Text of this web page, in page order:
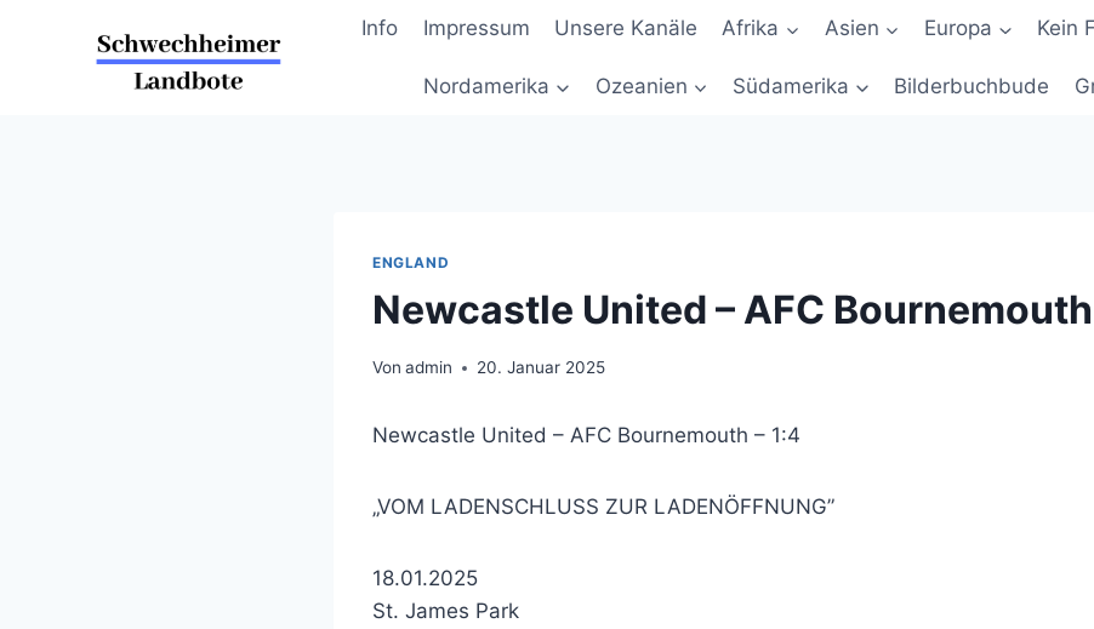
Info Impressum Unsere Kanäle Afrika Asien Europa Kein
Nordamerika Ozeanien Südamerika Bilderbuchbude
ENGLAND
Newcastle United – AFC Bournemouth
Von admin 20. Januar 2025
Newcastle United – AFC Bournemouth – 1:4
„VOM LADENSCHLUSS ZUR LADENÖFFNUNG”
18.01.2025
St. James Park